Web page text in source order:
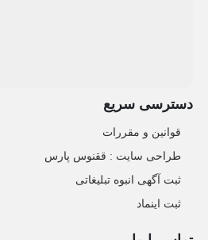
دسترسی سریع
قوانین و مقررات
طراحی سایت : ققنوس پارس
ثبت آگهی انبوه تبلیغاتی
ثبت اینماد